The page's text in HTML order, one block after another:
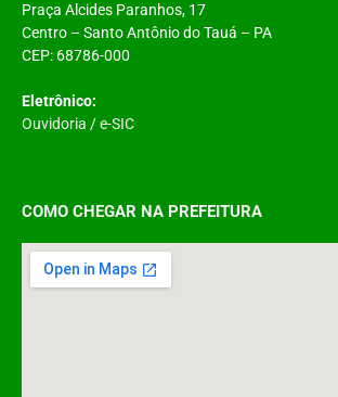
Praça Alcides Paranhos, 17
Centro – Santo Antônio do Tauá – PA
CEP: 68786-000
Eletrônico:
Ouvidoria /e-SIC
COMO CHEGAR NA PREFEITURA